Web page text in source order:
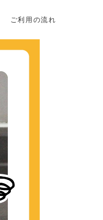
ご利用の流れ